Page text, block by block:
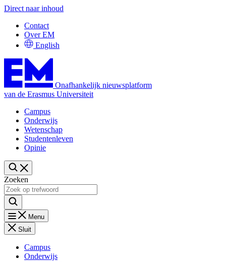
Direct naar inhoud
Contact
Over EM
English
Onafhankelijk nieuwsplatform
van de Erasmus Universiteit
Campus
Onderwijs
Wetenschap
Studentenleven
Opinie
Zoeken
Menu
Sluit
Campus
Onderwijs